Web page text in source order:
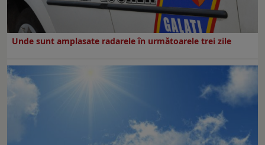
Unde sunt amplasate radarele în următoarele trei zile